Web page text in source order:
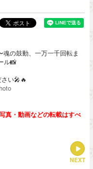
魂の鼓動、一万一千回転ま
ル📸
い🎤🔥
真・動画などの転載はすべ
NEXT